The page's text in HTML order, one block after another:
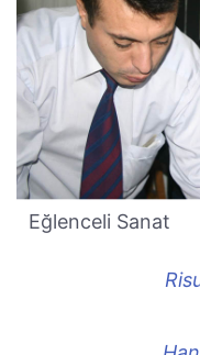
Eğlenceli Sanat